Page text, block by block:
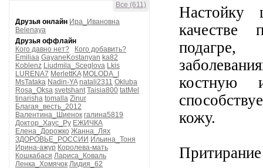
Все (611)
Друзья онлайн Ира_Ивановна
Belenaya
Друзья оффлайн
Кого давно нет?
Кого добавить?
Emiliaa GayaneKostanyan ka82
Koblenz Liudmila_Sceglova Lkis
LURENA7 MerlettKA MOLODA_I
MsTataka Nadin-YA natali2311 Okluba
Rosa_Oksa svetshant Taisia800 tatMel
tinarisha tomalla Zinur
Благая_весть_2012
Валентина_Шиенок галина5819
Доктор_Хаус_Ру ЕЖИЧКА
Елена_Дорожко Жанна_Лях
ЗДОРОВЬЕ_РОССИИ Ильина_Тоня
Ирина-ажур Королева-мать
Кошкабася Лариса_Коваль
Ленка_Хомячок Лидия_62
Настойку
качестве
подагре,
костную
кожу.